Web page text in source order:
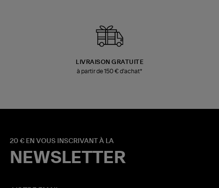
LIVRAISON GRATUITE
à partir de 150 € d'achat*
20 € EN VOUS INSCRIVANT À LA
NEWSLETTER